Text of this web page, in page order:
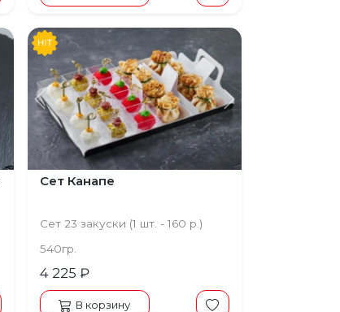
Предыдущий Следующий
Сет Канапе
Сет 23 закуски (1 шт. - 160 р.)
540гр.
4 225 ₽
В корзину